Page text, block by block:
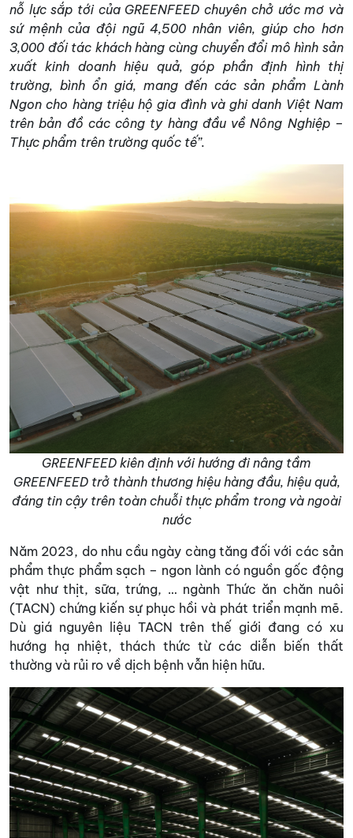
nỗ lực sắp tới của GREENFEED chuyên chở ước mơ và
sứ mệnh của đội ngũ 4,500 nhân viên, giúp cho hơn
3,000 đối tác khách hàng cùng chuyển đổi mô hình sản
xuất kinh doanh hiệu quả, góp phần định hình thị
trường, bình ổn giá, mang đến các sản phẩm Lành
Ngon cho hàng triệu hộ gia đình và ghi danh Việt Nam
trên bản đồ các công ty hàng đầu về Nông Nghiệp –
Thực phẩm trên trường quốc tế”.
GREENFEED kiên định với hướng đi nâng tầm
GREENFEED trở thành thương hiệu hàng đầu, hiệu quả,
đáng tin cậy trên toàn chuỗi thực phẩm trong và ngoài
nước
Năm 2023, do nhu cầu ngày càng tăng đối với các sản
phẩm thực phẩm sạch – ngon lành có nguồn gốc động
vật như thịt, sữa, trứng, … ngành Thức ăn chăn nuôi
(TACN) chứng kiến sự phục hồi và phát triển mạnh mẽ.
Dù giá nguyên liệu TACN trên thế giới đang có xu
hướng hạ nhiệt, thách thức từ các diễn biến thất
thường và rủi ro về dịch bệnh vẫn hiện hữu.